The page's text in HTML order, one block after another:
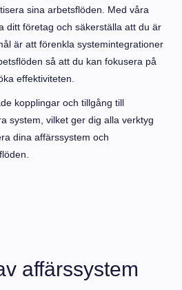
sina arbetsflöden. Med våra
ditt företag och säkerställa att du är
är att förenkla systemintegrationer
så att du kan fokusera på
effektiviteten.
kopplingar och tillgång till
system, vilket ger dig alla verktyg
dina affärssystem och
affärssystem